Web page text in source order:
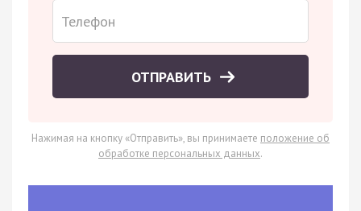
ОТПРАВИТЬ
Нажимая на кнопку «Отправить», вы принимаете положение об
обработке персональных данных.